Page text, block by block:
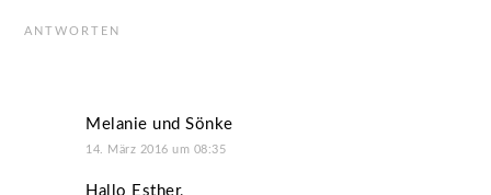
ANTWORTEN
Melanie und Sönke
14. März 2016 um 08:35
Hallo Esther,